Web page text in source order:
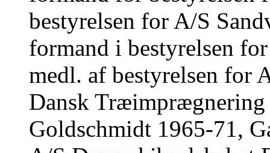
bestyrelsen for A/S
formand i bestyrelsen
medl. af bestyrelsen for
Dansk
Goldschmidt 1965-71,